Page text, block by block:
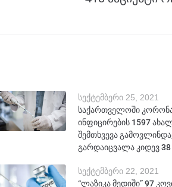
სექტემბერი 25, 2021
საქართველოში
ინფიცირების 1597
შემთხვევა
გარდაიცვალა კიდევ 38
სექტემბერი 22, 2021
“ლაზიკა მედიში” 97